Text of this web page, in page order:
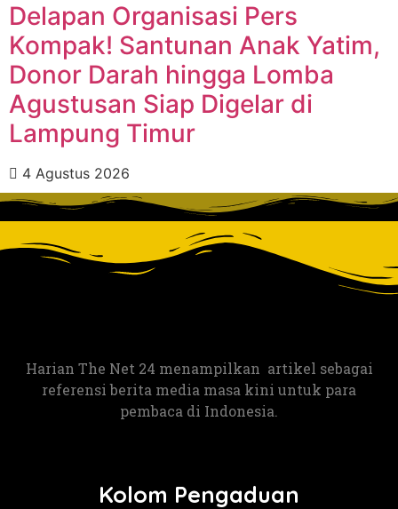
Delapan Organisasi Pers
Kompak! Santunan Anak Yatim,
Donor Darah hingga Lomba
Agustusan Siap Digelar di
Lampung Timur
4 Agustus 2026
Harian The Net 24 menampilkan artikel sebagai
referensi berita media masa kini untuk para
pembaca di Indonesia.
Kolom Pengaduan